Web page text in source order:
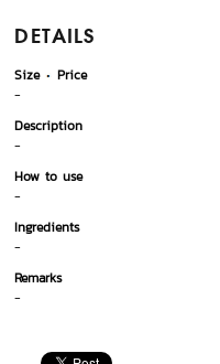
DETAILS
Size
Price
-
Description
-
How to use
-
Ingredients
-
Remarks
-